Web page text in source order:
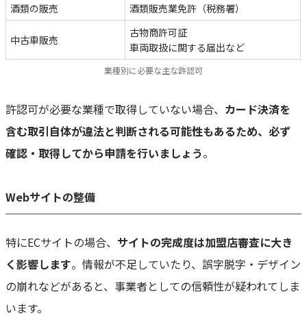
酒類の販売
酒類販売業免許（税務署）
中古車販売
古物商許可証
車両取扱に関する届出など
業種別に必要な主な許認可
許認可が必要な業種で取得していない場合、 カード決済を
含む取引自体が違法と判断される可能性もあるため、必ず
確認・取得してから申請を行いましょう。
Webサイトの整備
特にECサイトの場合、 サイトの完成度は加盟店審査に大き
く影響します。情報が不足していたり、誤字脱字・デザイン
の崩れなどがあると、事業者としての信頼性が疑われてしま
います。